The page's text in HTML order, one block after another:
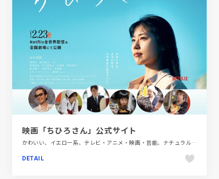
映画「ちひろさん」公式サイト
かわいい、イエロー系、テレビ・アニメ・映画・芸能、ナチュラル、ブランド・サービスサイト、ブルー系、大きめ写真、手書き・ハンドメイド
DETAIL